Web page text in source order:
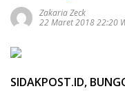
Zakaria Zeck
22 Maret 2018 22:20
SIDAKPOST.ID,